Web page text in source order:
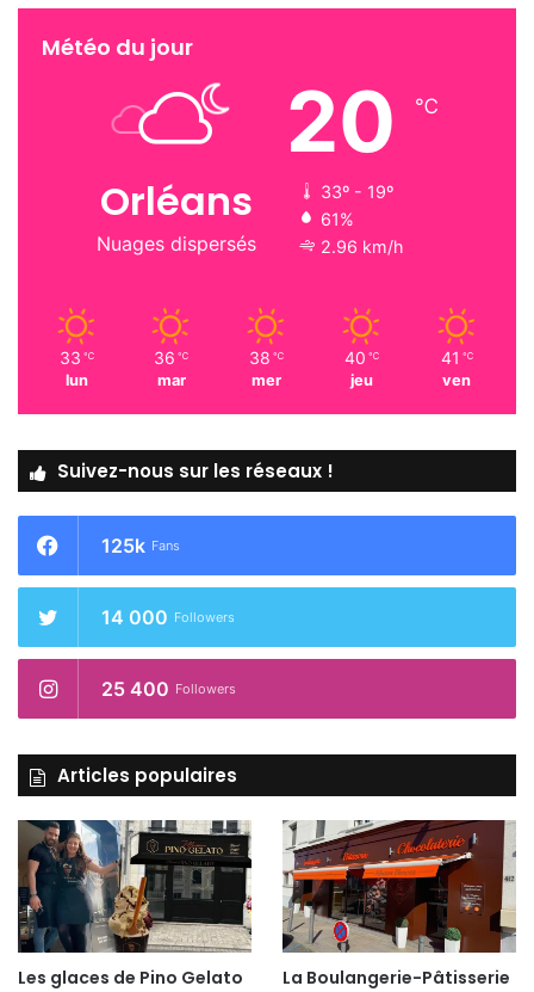
Météo du jour
Orléans
Nuages dispersés
20 ℃
33º - 19º
61%
2.96 km/h
33 ℃
lun
36 ℃
mar
38 ℃
mer
40 ℃
jeu
41 ℃
ven
Suivez-nous sur les réseaux !
125k Fans
14 000 Followers
25 400 Followers
Articles populaires
Les glaces de Pino Gelato
La Boulangerie-Pâtisserie